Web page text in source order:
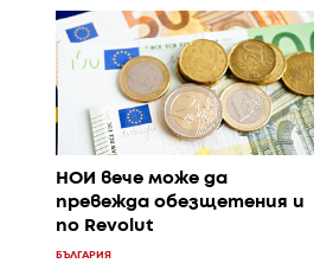
НОИ вече може да
превежда обезщетения и
по Revolut
БЪЛГАРИЯ